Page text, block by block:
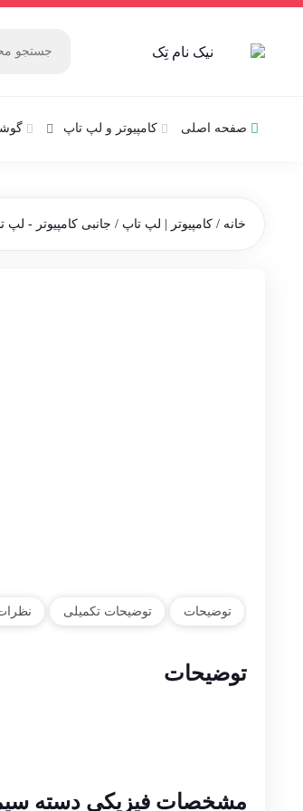
صفحه اصلی کامپیوتر و‌‌‌‌‌ لپ تاپ
خانه / کامپیوتر | لپ تاپ / جانبی کامپیوتر - لپ
توضیحات توضیحات تکمیلی نظرات
توضیحات
مشخصات فیزیکی دسته